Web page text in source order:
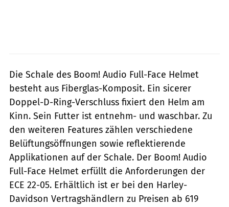
Die Schale des Boom! Audio Full-Face Helmet
besteht aus Fiberglas-Komposit. Ein sicerer
Doppel-D-Ring-Verschluss fixiert den Helm am
Kinn. Sein Futter ist entnehm- und waschbar. Zu
den weiteren Features zählen verschiedene
Belüftungsöffnungen sowie reflektierende
Applikationen auf der Schale. Der Boom! Audio
Full-Face Helmet erfüllt die Anfor­derungen der
ECE 22-05. Erhältlich ist er bei den Harley-
Davidson Vertragshändlern zu Preisen ab 619